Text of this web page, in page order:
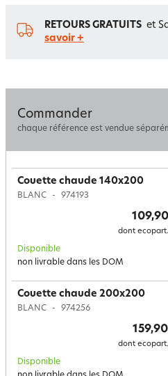
RETOURS GRATUITS et
savoir +
Commander
chaque référence est vendue
Couette chaude 140x200
BLANC 974193
dont ecopart.
Disponible
non livrable dans les DOM
Couette chaude 200x200
BLANC 974256
dont ecopart.
Disponible